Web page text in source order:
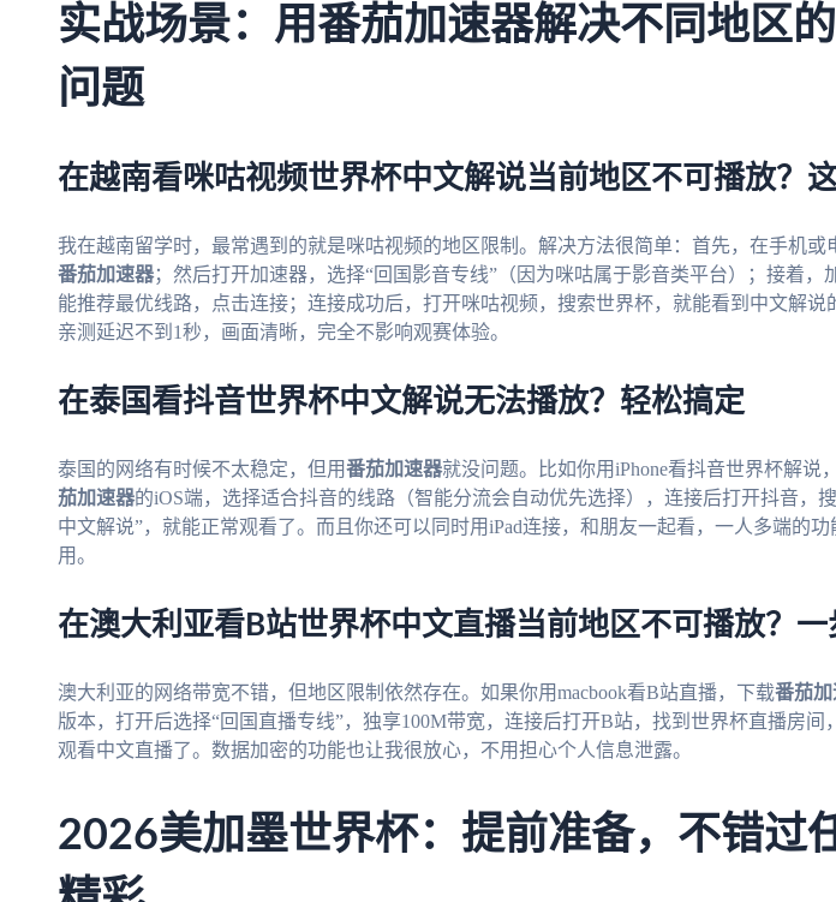
实战场景：用番茄加速器解决不同地区
问题
在越南看咪咕视频世界杯中文解说当前地区不可播放？
我在越南留学时，最常遇到的就是咪咕视频的地区限制。解决方法很简单：首先，在手机或
番茄加速器；然后打开加速器，选择“回国影音专线”（因为咪咕属于影音类平台）；接着，
能推荐最优线路，点击连接；连接成功后，打开咪咕视频，搜索世界杯，就能看到中文解说
亲测延迟不到1秒，画面清晰，完全不影响观赛体验。
在泰国看抖音世界杯中文解说无法播放？轻松搞定
泰国的网络有时候不太稳定，但用番茄加速器就没问题。比如你用iPhone看抖音世界杯解说
茄加速器的iOS端，选择适合抖音的线路（智能分流会自动优先选择），连接后打开抖音，
中文解说”，就能正常观看了。而且你还可以同时用iPad连接，和朋友一起看，一人多端的功
用。
在澳大利亚看B站世界杯中文直播当前地区不可播放？一
澳大利亚的网络带宽不错，但地区限制依然存在。如果你用macbook看B站直播，下载番茄
版本，打开后选择“回国直播专线”，独享100M带宽，连接后打开B站，找到世界杯直播房间
观看中文直播了。数据加密的功能也让我很放心，不用担心个人信息泄露。
2026美加墨世界杯：提前准备，不错过